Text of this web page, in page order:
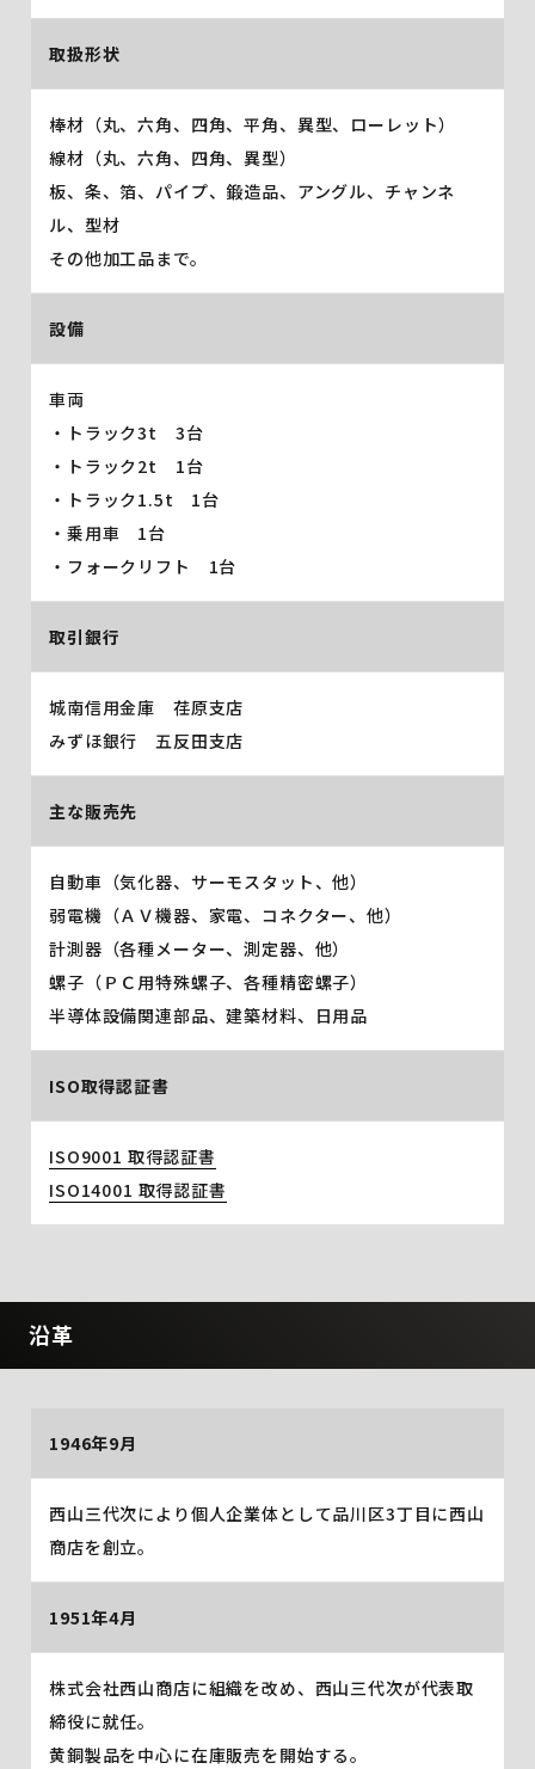
取扱形状
棒材（丸、六角、四角、平角、異型、ローレット）
線材（丸、六角、四角、異型）
板、条、箔、パイプ、鍛造品、アングル、チャンネ
ル、型材
その他加工品まで。
設備
車両
・トラック3t 3台
・トラック2t 1台
・トラック1.5t 1台
・乗用車 1台
・フォークリフト 1台
取引銀行
城南信用金庫 荏原支店
みずほ銀行 五反田支店
主な販売先
自動車（気化器、サーモスタット、他）
弱電機（ＡＶ機器、家電、コネクター、他）
計測器（各種メーター、測定器、他）
螺子（ＰＣ用特殊螺子、各種精密螺子）
半導体設備関連部品、建築材料、日用品
ISO取得認証書
ISO9001 取得認証書
ISO14001 取得認証書
沿革
1946年9月
西山三代次により個人企業体として品川区3丁目に西山
商店を創立。
1951年4月
株式会社西山商店に組織を改め、西山三代次が代表取
締役に就任。
黄銅製品を中心に在庫販売を開始する。